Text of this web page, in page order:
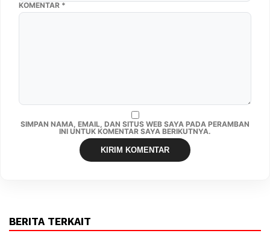
KOMENTAR *
SIMPAN NAMA, EMAIL, DAN SITUS WEB SAYA PADA PERAMBAN
INI UNTUK KOMENTAR SAYA BERIKUTNYA.
BERITA TERKAIT